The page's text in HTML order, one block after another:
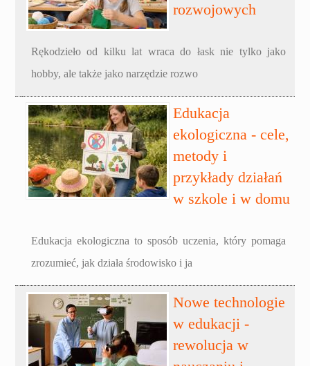
rozwojowych
Rękodzieło od kilku lat wraca do łask nie tylko jako
hobby, ale także jako narzędzie rozwo
Edukacja
ekologiczna - cele,
metody i
przykłady działań
w szkole i w domu
Edukacja ekologiczna to sposób uczenia, który pomaga
zrozumieć, jak działa środowisko i ja
Nowe technologie
w edukacji -
rewolucja w